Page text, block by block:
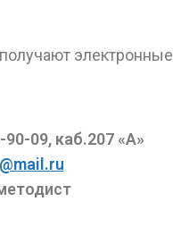
электронные
09, каб.207 «А»